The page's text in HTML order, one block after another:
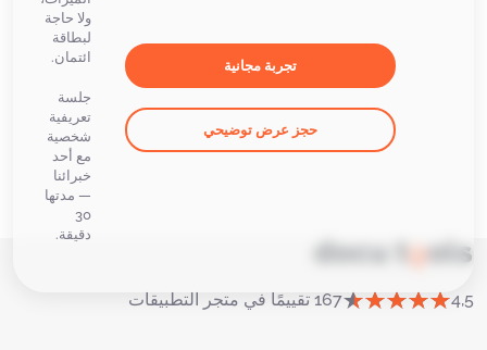
تجربة مجانية
حجز عرض توضيحي
ولا حاجة
لبطاقة
ائتمان.
جلسة
تعريفية
شخصية
مع أحد
خبرائنا
— مدتها
30
دقيقة.
4,5 167 تقييمًا في متجر التطبيقات